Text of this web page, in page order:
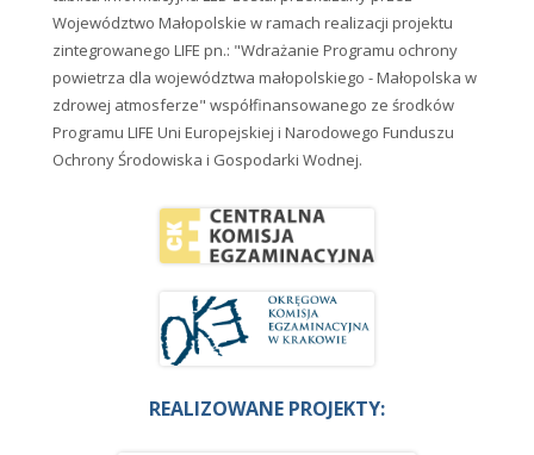
Województwo Małopolskie w ramach realizacji projektu
zintegrowanego LIFE pn.: "Wdrażanie Programu ochrony
powietrza dla województwa małopolskiego - Małopolska w
zdrowej atmosferze" współfinansowanego ze środków
Programu LIFE Uni Europejskiej i Narodowego Funduszu
Ochrony Środowiska i Gospodarki Wodnej.
REALIZOWANE PROJEKTY: